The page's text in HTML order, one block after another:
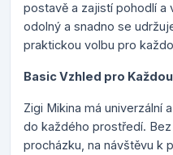
postavě a zajistí pohodlí a
odolný a snadno se
praktickou volbu pro
Basic Vzhled pro
Zigi Mikina má univerzální a
do každého prostředí.
procházku, na návštěvu k